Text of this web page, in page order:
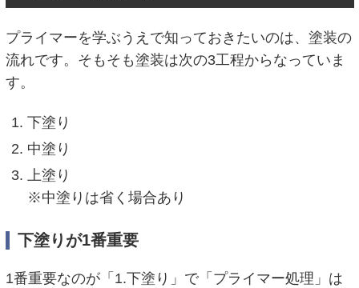
プライマーを学ぶうえで知っておきたいのは、塗装の
流れです。そもそも塗装は次の3工程からなっていま
す。
下塗り
中塗り
上塗り
※中塗りは省く場合あり
下塗りが1番重要
1番重要なのが「1.下塗り」で「プライマー処理」は